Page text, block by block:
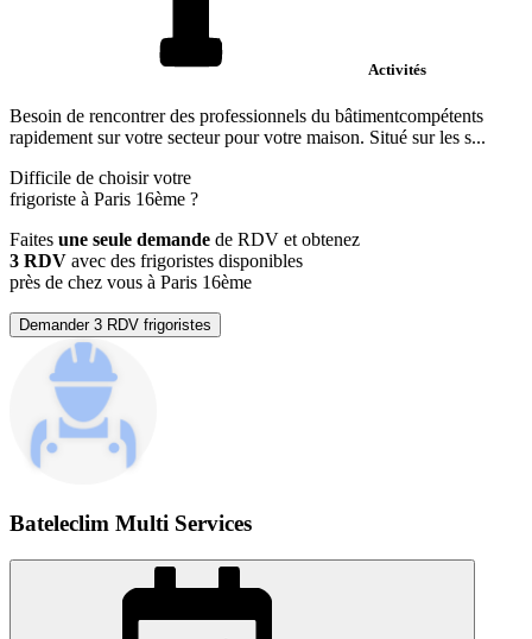
Activités
Besoin de rencontrer des professionnels du bâtimentcompétents
rapidement sur votre secteur pour votre maison. Situé sur les s...
Difficile de choisir votre
frigoriste à Paris 16ème ?
Faites une seule demande de RDV et obtenez
3 RDV avec des frigoristes disponibles
près de chez vous à Paris 16ème
Demander 3 RDV frigoristes
Bateleclim Multi Services